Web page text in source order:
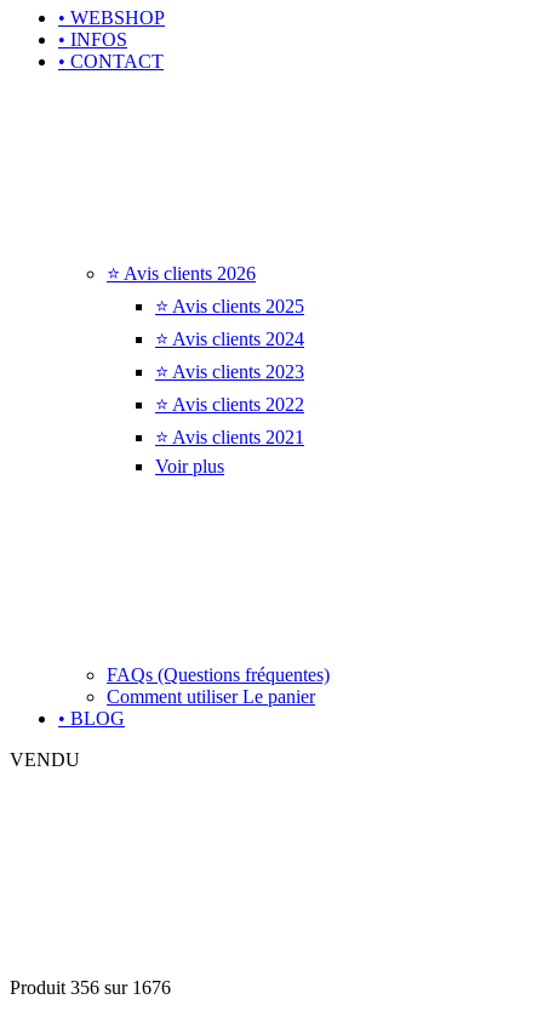
• WEBSHOP
• INFOS
• CONTACT
⭐ Avis clients 2026
⭐ Avis clients 2025
⭐ Avis clients 2024
⭐ Avis clients 2023
⭐ Avis clients 2022
⭐ Avis clients 2021
Voir plus
FAQs (Questions fréquentes)
Comment utiliser Le panier
• BLOG
VENDU
Produit 356 sur 1676